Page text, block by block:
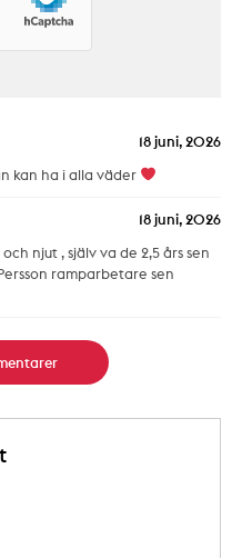
18 juni, 2026
kan ha i alla väder
18 juni, 2026
njut , själv va de 2,5 års sen
ramparbetare sen